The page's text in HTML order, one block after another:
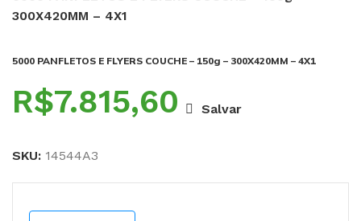
300X420MM – 4X1
5000 PANFLETOS E FLYERS COUCHE – 150g – 300X420MM – 4X1
R$ Salvar
SKU: 14544A3